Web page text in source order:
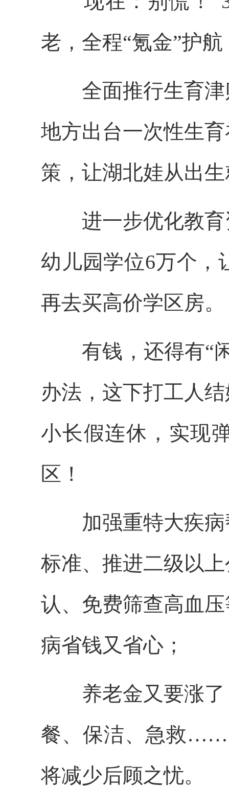
老，全程“氪金”护
全面推行生育津
地方出台一次性生
策，让湖北娃从出
进一步优化教育
幼儿园学位6万个，
再去买高价学区房。
有钱，还得有“闲
办法，这下打工人
小长假连休，实现
区！
加强重特大疾病
标准、推进二级以
认、免费筛查高血
病省钱又省心；
养老金又要涨了
餐、保洁、急救
将减少后顾之忧。